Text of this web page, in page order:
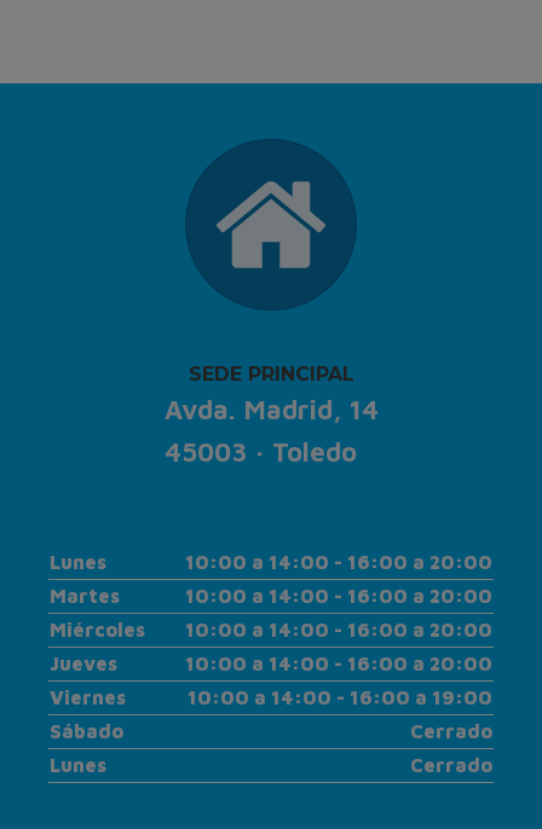
SEDE PRINCIPAL
Avda. Madrid, 14
45003 · Toledo
Lunes
10:00 a 14:00 - 16:00 a 20:00
Martes
10:00 a 14:00 - 16:00 a 20:00
Miércoles
10:00 a 14:00 - 16:00 a 20:00
Jueves
10:00 a 14:00 - 16:00 a 20:00
Viernes
10:00 a 14:00 - 16:00 a 19:00
Sábado
Cerrado
Lunes
Cerrado